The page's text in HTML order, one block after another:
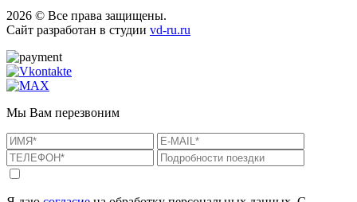
2026 © Все права защищены.
Сайт разработан в студии vd-ru.ru
Мы Вам перезвоним